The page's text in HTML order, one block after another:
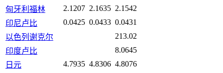
匈牙利福林
2.1207 2.1635 2.1542
印尼卢比
0.0425 0.0433 0.0431
以色列谢克尔
213.02
印度卢比
8.0645
日元
4.7935 4.8306 4.8076